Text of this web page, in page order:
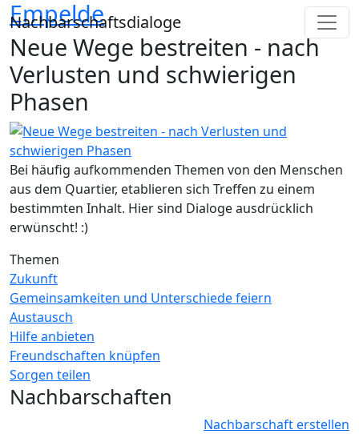
Direkt zum Inhalt
Nachbarschaftsdialoge
Empelde
Neue Wege bestreiten - nach
Verlusten und schwierigen
Phasen
Bei häufig aufkommenden Themen von den Menschen
aus dem Quartier, etablieren sich Treffen zu einem
bestimmten Inhalt. Hier sind Dialoge ausdrücklich
erwünscht! :)
Themen
Zukunft
Gemeinsamkeiten und Unterschiede feiern
Austausch
Hilfe anbieten
Freundschaften knüpfen
Sorgen teilen
Nachbarschaften
Nachbarschaft erstellen